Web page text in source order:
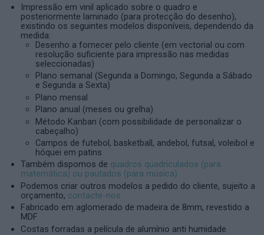
Impressão em vinil aplicado sobre o quadro e
posteriormente laminado (para protecção do desenho),
existindo os seguintes modelos disponíveis, dependendo da
medida:
Desenho a fornecer pelo cliente (em vectorial ou com
resolução suficiente para impressão nas medidas
seleccionadas)
Plano semanal (Segunda a Domingo, Segunda a Sábado
e Segunda a Sexta)
Plano mensal
Plano anual (meses ou grelha)
Método Kanban (com possibilidade de personalizar o
cabeçalho)
Campos de futebol, basketball, andebol, futsal, voleibol e
hóquei em patins
Também dispomos de quadros quadriculados (para
matemática) ou pautados (para música)
Podemos criar outros modelos a pedido do cliente, sujeito a
orçamento, contacte-nos
Fabricado em aglomerado de madeira de 8mm, revestido a
MDF
Costas forradas a película de alumínio anti humidade